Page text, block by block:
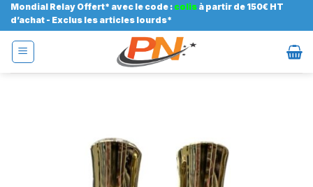
Passer
au
contenu
Mondial Relay Offert* avec le code : colis à partir de 150€ HT
d’achat - Exclus les articles lourds*